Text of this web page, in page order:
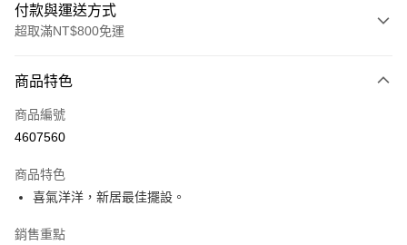
付款與運送方式
超取滿NT$800免運
信用卡一次付款
超商取貨付款
Apple Pay
街口支付
商品特色
商品編號
4607560
商品特色
喜氣洋洋，新居最佳擺設。
銷售重點